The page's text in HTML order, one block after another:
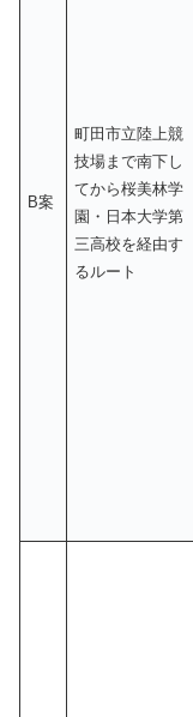
B案
町田市立陸上競
技場まで南下し
てから桜美林学
園・日本大学第
三高校を経由す
るルート